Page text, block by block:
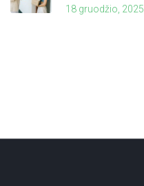
18 gruodžio, 2025